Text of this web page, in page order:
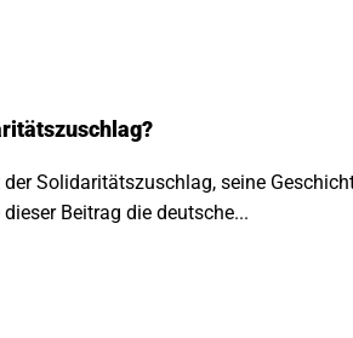
Solidaritätszuschlag, seine
Beitrag die deutsche...